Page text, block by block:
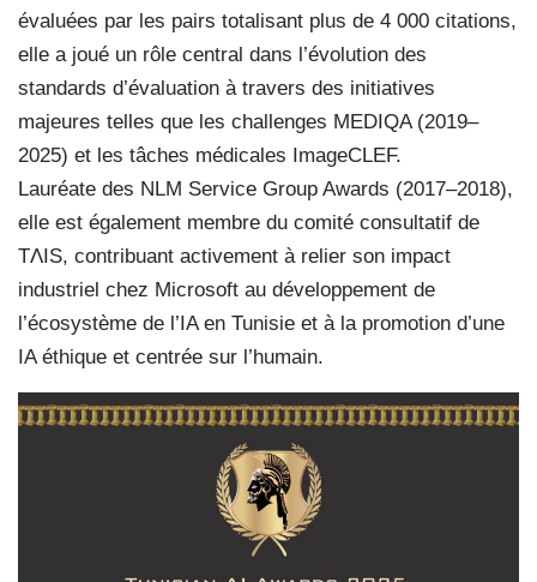
évaluées par les pairs totalisant plus de 4 000 citations,
elle a joué un rôle central dans l’évolution des
standards d’évaluation à travers des initiatives
majeures telles que les challenges MEDIQA (2019–
2025) et les tâches médicales ImageCLEF.
Lauréate des NLM Service Group Awards (2017–2018),
elle est également membre du comité consultatif de
TΛIS, contribuant activement à relier son impact
industriel chez Microsoft au développement de
l’écosystème de l’IA en Tunisie et à la promotion d’une
IA éthique et centrée sur l’humain.